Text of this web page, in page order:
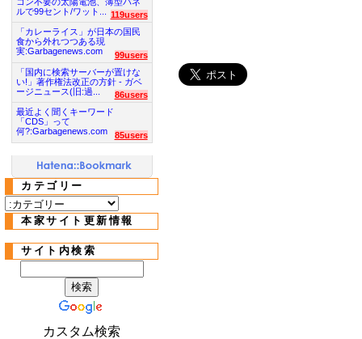
ルで99セント/ワット...
119users
「カレーライス」が日本の国民
食から外れつつある現
実:Garbagenews.com
99users
「国内に検索サーバーが置けな
い!」著作権法改正の方針 - ガベ
ージニュース(旧:過...
86users
最近よく聞くキーワード
「CDS」って
何?:Garbagenews.com
85users
カテゴリー
本家サイト更新情報
サイト内検索
カスタム検索